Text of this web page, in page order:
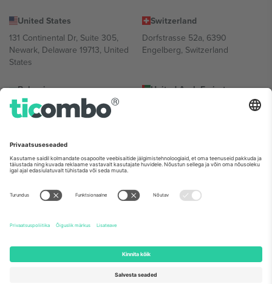
United States
131 Continental Dr, Suite 305,
Newark, Delaware 19713, United
States
Switzerland
Dorfstrasse 52a, 6390
Engelberg, Switzerland
Bulgaria
Regus Sofia City West, bul
Totleben 53-55, 1606 Sofia,
United Arab Emirates
UAE Dubai Silicon Oasis, DDP
Mexico
Av Chapultepec 360, Roma
Norte, Cuauhtémoc, 06700
Ciudad de México, CDMX,
sündmusest ja/või domeenist. Detailide jaoks vaata konkreetse
sündmuse lehte, impressumit ja tingimusi.,
2026 Ticombo. Kõik õigused kaitstud.